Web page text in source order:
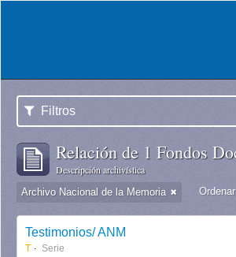
Filtros
Relación de 1 Fondos
Descripción archivística
Archivo Nacional de la Memoria
Testimonios/ ANM
T Serie